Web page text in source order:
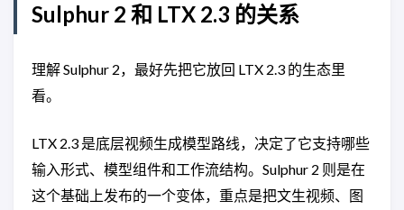
Sulphur 2 和 LTX 2.3 的关系
理解 Sulphur 2，最好先把它放回 LTX 2.3 的生态里
看。
LTX 2.3 是底层视频生成模型路线，决定了它支持哪些
输入形式、模型组件和工作流结构。Sulphur 2 则是在
这个基础上发布的一个变体，重点是把文生视频、图